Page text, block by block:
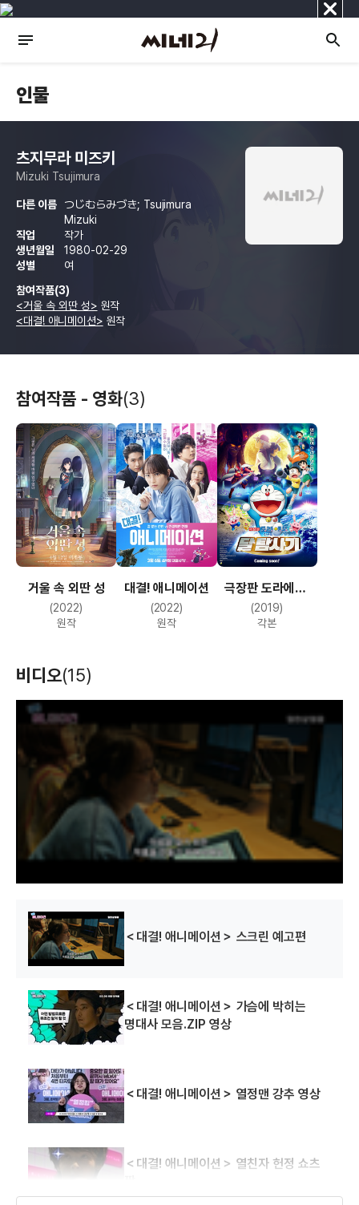
닫
기
인물
츠지무라 미즈키
Mizuki Tsujimura
다른 이름
つじむらみづき; Tsujimura
Mizuki
직업
작가
생년월일
1980-02-29
성별
여
참여작품(3)
<거울 속 외딴 성> 원작
<대결! 애니메이션> 원작
참여작품 - 영화(3)
거울 속 외딴 성
(2022)
원작
대결! 애니메이션
(2022)
원작
극장판 도라에몽:
진구의 달 탐사기
(2019)
각본
비디오(15)
a
＜대결! 애니메이션＞ 스크린 예고편
＜대결! 애니메이션＞ 가슴에 박히는
명대사 모음.ZIP 영상
＜대결! 애니메이션＞ 열정맨 강추 영상
＜대결! 애니메이션＞ 열친자 헌정 쇼츠